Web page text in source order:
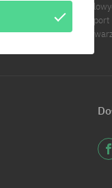
informacji
osobowych jest Cool Sport
się więcej o